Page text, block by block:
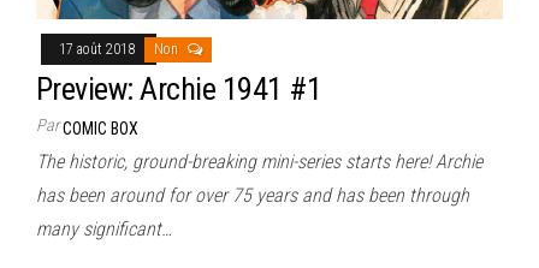
17 août 2018 Non
Preview: Archie 1941 #1
ParCOMIC BOX
The historic, ground-breaking mini-series starts here! Archie
has been around for over 75 years and has been through
many significant…